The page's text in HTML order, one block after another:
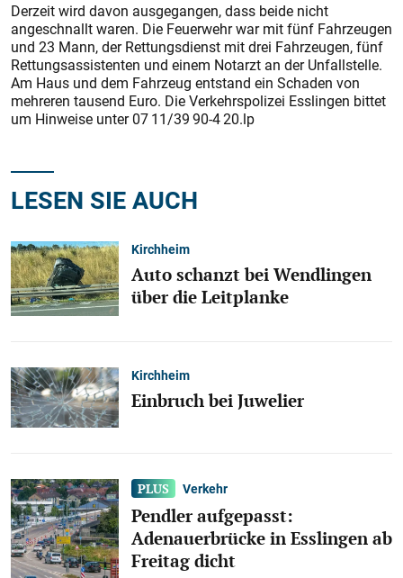
Derzeit wird davon ausgegangen, dass beide nicht
angeschnallt waren. Die Feuerwehr war mit fünf Fahrzeugen
und 23 Mann, der Rettungsdienst mit drei Fahrzeugen, fünf
Rettungsassistenten und einem Notarzt an der Unfallstelle.
Am Haus und dem Fahrzeug entstand ein Schaden von
mehreren tausend Euro. Die Verkehrspolizei Esslingen bittet
um Hinweise unter 07 11/39 90-4 20.lp
LESEN SIE AUCH
Kirchheim
Auto schanzt bei Wendlingen
über die Leitplanke
Kirchheim
Einbruch bei Juwelier
Verkehr
Pendler aufgepasst:
Adenauerbrücke in Esslingen ab
Freitag dicht